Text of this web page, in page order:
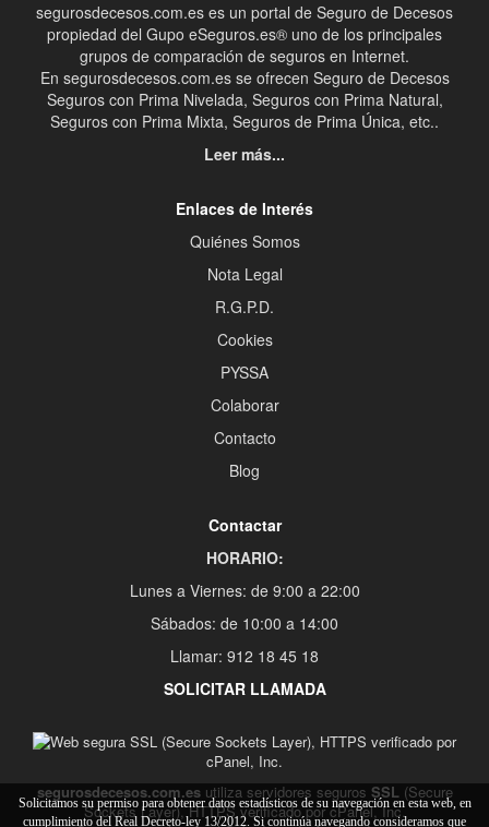
segurosdecesos.com.es es un portal de Seguro de Decesos
propiedad del Gupo eSeguros.es® uno de los principales
grupos de comparación de seguros en Internet.
En segurosdecesos.com.es se ofrecen Seguro de Decesos
Seguros con Prima Nivelada, Seguros con Prima Natural,
Seguros con Prima Mixta, Seguros de Prima Única, etc..
Leer más...
Enlaces de Interés
Quiénes Somos
Nota Legal
R.G.P.D.
Cookies
PYSSA
Colaborar
Contacto
Blog
Contactar
HORARIO:
Lunes a Viernes: de 9:00 a 22:00
Sábados: de 10:00 a 14:00
Llamar: 912 18 45 18
SOLICITAR LLAMADA
segurosdecesos.com.esutiliza servidores seguros SSL(Secure
Sockets Layer), HTTPS verificado por cPanel, Inc.
Solicitamos su permiso para obtener datos estadísticos de su navegación en esta web, en
cumplimiento del Real Decreto-ley 13/2012. Si continúa navegando consideramos que